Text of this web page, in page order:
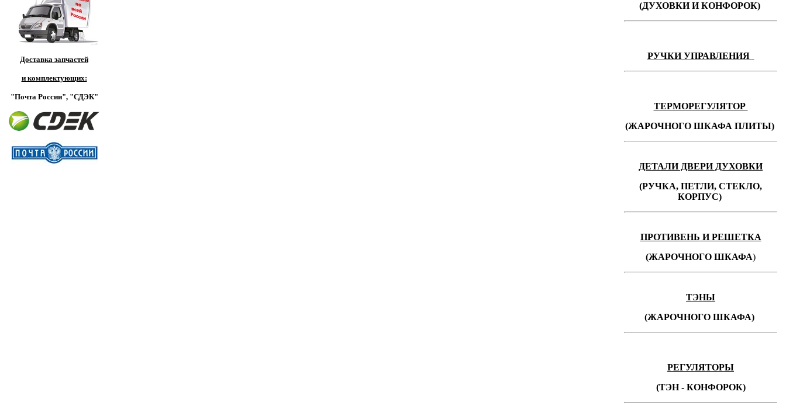
Доставка запчастей
и комплектующих:
"Почта России", "СДЭК"
(ДУХОВКИ И КОНФОРОК)
РУЧКИ УПРАВЛЕНИЯ
ТЕРМОРЕГУЛЯТОР
(ЖАРОЧНОГО ШКАФА ПЛИТЫ)
ДЕТАЛИ ДВЕРИ ДУХОВКИ
(РУЧКА, ПЕТЛИ, СТЕКЛО,
КОРПУС)
ПРОТИВЕНЬ И РЕШЕТКА
(ЖАРОЧНОГО ШКАФА)
ТЭНЫ
(ЖАРОЧНОГО ШКАФА)
РЕГУЛЯТОРЫ
(ТЭН - КОНФОРОК)